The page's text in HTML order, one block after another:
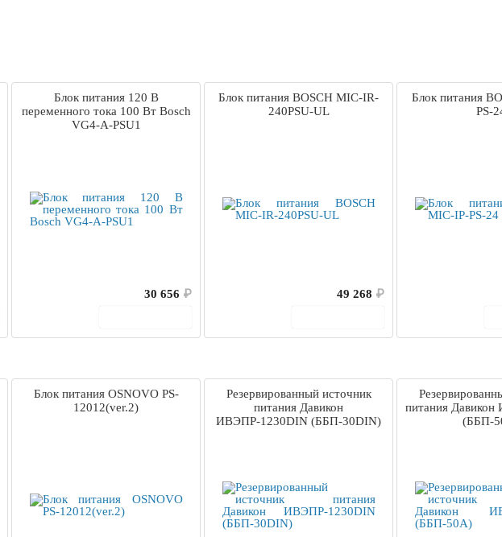
Блок питания 120 В
переменного тока 100 Вт Bosch
VG4-A-PSU1
30 656 ₽
Блок питания BOSCH MIC-IR-
240PSU-UL
49 268 ₽
Блок питания
PS-
Блок питания OSNOVO PS-
12012(ver.2)
Резервированный источник
питания Давикон
ИВЭПР-1230DIN (ББП-30DIN)
питания
(ББП-